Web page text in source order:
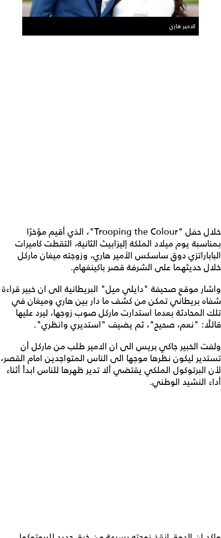
الامير هاري
خلال حفل "Trooping the Colour"، الذي أقيم مؤخرًا
بمناسبة يوم ميلاد الملكة إليزابيث الثانية، التقطت كاميرات
الباباراتزي دوق ساسكس الأمير هاري، وزوجته ميغان ماركل
خلال حديثهما على الشرفة قصر باكينغهام.
واشار موقع صحيفة "دايلي ميل" البريطانية الى ان خبير قراءة
شفاه بريطاني تمكن من كشف ما دار بين هاري وميغان في
تلك المحادثة بعدما استدارت ماركل صوب زوجها، ليرد عليها
قائلًا: "نعم، صحيح"، ثم يضيف "استديري وانظري".
ولفت الخبير جاكي بريس الى ان الامير طلب من ماركل أن
تستدير ليكون نظرها موجها الى الناس المتواجدين امام القصر،
لأن البرتوكول الملكي يقتضي ألا تدير ظهرها للناس ابداً أثناء
أداء النشيد الوطني.